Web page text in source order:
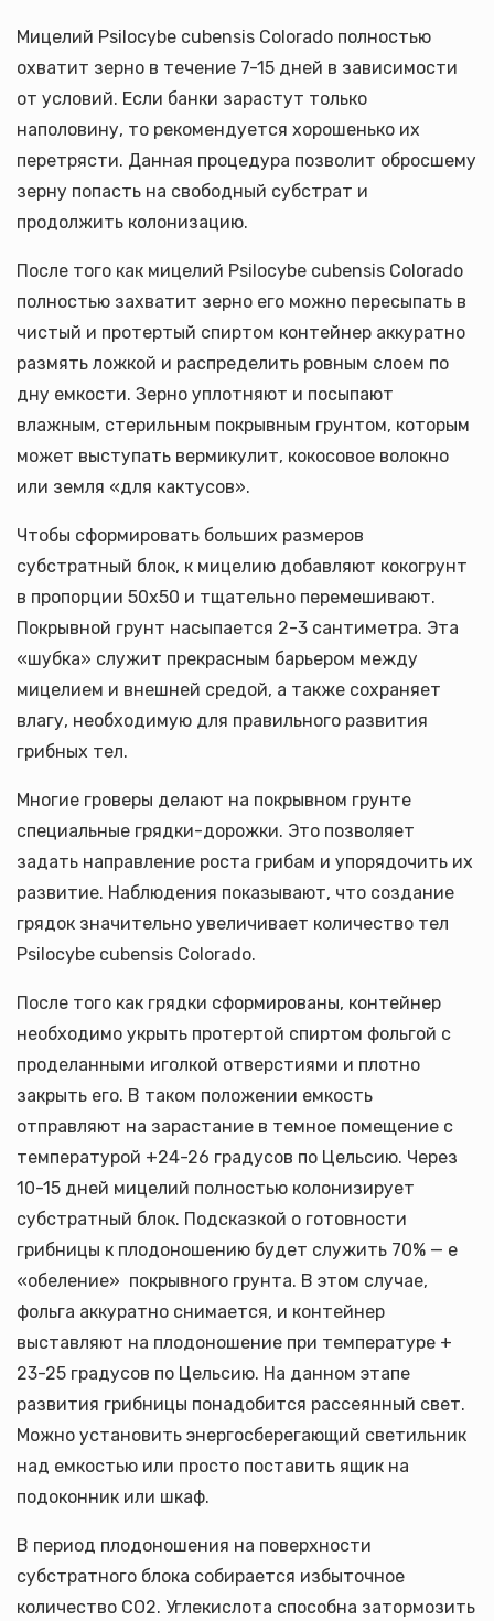
Мицелий Psilocybe cubensis Colorado полностью
охватит зерно в течение 7-15 дней в зависимости
от условий. Если банки зарастут только
наполовину, то рекомендуется хорошенько их
перетрясти. Данная процедура позволит обросшему
зерну попасть на свободный субстрат и
продолжить колонизацию.
После того как мицелий Psilocybe cubensis Colorado
полностью захватит зерно его можно пересыпать в
чистый и протертый спиртом контейнер аккуратно
размять ложкой и распределить ровным слоем по
дну емкости. Зерно уплотняют и посыпают
влажным, стерильным покрывным грунтом, которым
может выступать вермикулит, кокосовое волокно
или земля «для кактусов».
Чтобы сформировать больших размеров
субстратный блок, к мицелию добавляют кокогрунт
в пропорции 50х50 и тщательно перемешивают.
Покрывной грунт насыпается 2-3 сантиметра. Эта
«шубка» служит прекрасным барьером между
мицелием и внешней средой, а также сохраняет
влагу, необходимую для правильного развития
грибных тел.
Многие гроверы делают на покрывном грунте
специальные грядки-дорожки. Это позволяет
задать направление роста грибам и упорядочить их
развитие. Наблюдения показывают, что создание
грядок значительно увеличивает количество тел
Psilocybe cubensis Colorado.
После того как грядки сформированы, контейнер
необходимо укрыть протертой спиртом фольгой с
проделанными иголкой отверстиями и плотно
закрыть его. В таком положении емкость
отправляют на зарастание в темное помещение с
температурой +24-26 градусов по Цельсию. Через
10-15 дней мицелий полностью колонизирует
субстратный блок. Подсказкой о готовности
грибницы к плодоношению будет служить 70% — е
«обеление» покрывного грунта. В этом случае,
фольга аккуратно снимается, и контейнер
выставляют на плодоношение при температуре +
23-25 градусов по Цельсию. На данном этапе
развития грибницы понадобится рассеянный свет.
Можно установить энергосберегающий светильник
над емкостью или просто поставить ящик на
подоконник или шкаф.
В период плодоношения на поверхности
субстратного блока собирается избыточное
количество СО2. Углекислота способна затормозить